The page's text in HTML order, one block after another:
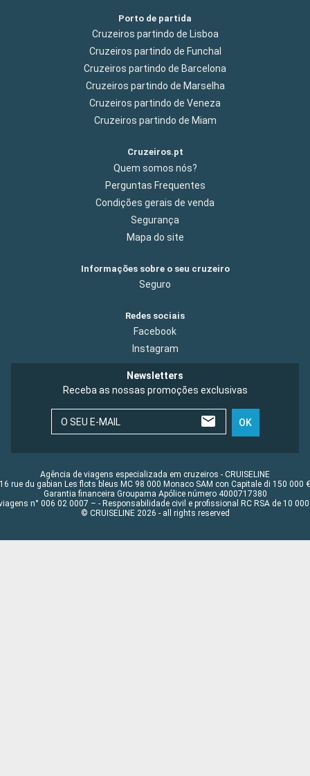
Porto de partida
Cruzeiros partindo de Lisboa
Cruzeiros partindo de Funchal
Cruzeiros partindo de Barcelona
Cruzeiros partindo de Marselha
Cruzeiros partindo de Veneza
Cruzeiros partindo de Miam
Cruzeiros.pt
Quem somos nós?
Perguntas Frequentes
Condições gerais de venda
Segurança
Mapa do site
Informações sobre o seu cruzeiro
Seguro
Redes sociais
Facebook
Instagram
Newsletters
Receba as nossas promoções exclusivas
O SEU E-MAIL OK
Agência de viagens especializada em cruzeiros - CRUISELINE
16 rue du gabian Les flots bleus MC 98 000 Monaco SAM con Capitale di 150 000 €
Garantia financeira Groupama Apólice número 4000717380
n° 006 02 0007 – - Responsabilidade civil e profissional RC RSA de 10 000
© CRUISELINE 2026 - all rights reserved